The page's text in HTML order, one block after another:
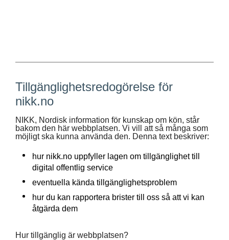
Tillgänglighetsredogörelse för
nikk.no
NIKK, Nordisk information för kunskap om kön, står
bakom den här webbplatsen. Vi vill att så många som
möjligt ska kunna använda den. Denna text beskriver:
hur nikk.no uppfyller lagen om tillgänglighet till
digital offentlig service
eventuella kända tillgänglighetsproblem
hur du kan rapportera brister till oss så att vi kan
åtgärda dem
Hur tillgänglig är webbplatsen?